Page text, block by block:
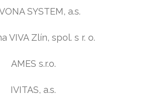
SYSTEM, a.s.
VIVA Zlín, spol. s r. o.
AMES s.r.o.
IVITAS, a.s.